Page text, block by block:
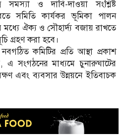
সমস্যা ও দাবি-দাওয়া সংশ্লিষ্ট
সমিতি কার্যকর ভূমিকা পালন
মধ্যে ঐক্য ও সৌহার্দ্য বজায় রাখতে
গ্রহণ করা হবে।
কমিটির প্রতি আস্থা প্রকাশ
সংগঠনের মাধ্যমে চুনারুঘাটের
এবং ব্যবসার উন্নয়নে ইতিবাচক